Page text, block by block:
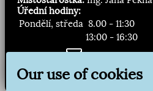
Úřední hodiny:
Pondělí, středa 8.00 - 11:30
13:00 - 16:30
Zasílání novinek:
Our use of cookies